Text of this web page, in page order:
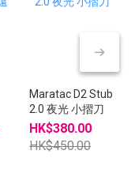
Maratac D2 Stub
2.0 夜光 小摺刀
HK$380.00
HK$450.00